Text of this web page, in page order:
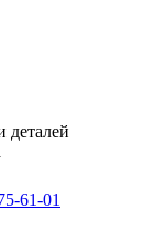
деталей
61-01